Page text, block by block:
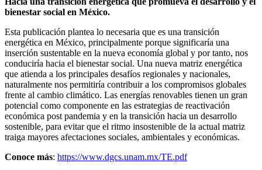
bienestar social en México.
Esta publicación plantea lo necesaria que es una transición
energética en México, principalmente porque significaría una
inserción sustentable en la nueva economía global y por tanto, nos
conduciría hacia el bienestar social. Una nueva matriz energética
que atienda a los principales desafíos regionales y nacionales,
naturalmente nos permitiría contribuir a los compromisos globales
frente al cambio climático. Las energías renovables tienen un gran
potencial como componente en las estrategias de reactivación
económica post pandemia y en la transición hacia un desarrollo
sostenible, para evitar que el ritmo insostenible de la actual matriz
traiga mayores afectaciones sociales, ambientales y económicas.
Conoce más: https://www.dgcs.unam.mx/TE.pdf